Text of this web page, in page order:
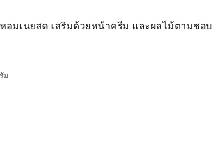
อมเนยสด เสริมด้วยหน้าครีม และผลไม้ตามชอบ
ม